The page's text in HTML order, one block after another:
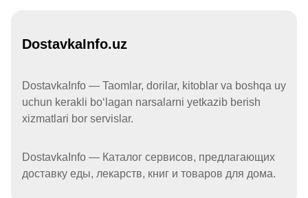
DostavkaInfo.uz
DostavkaInfo — Taomlar, dorilar, kitoblar va boshqa uy
uchun kerakli boʻlagan narsalarni yetkazib berish
xizmatlari bor servislar.
DostavkaInfo — Каталог сервисов, предлагающих
доставку еды, лекарств, книг и товаров для дома.